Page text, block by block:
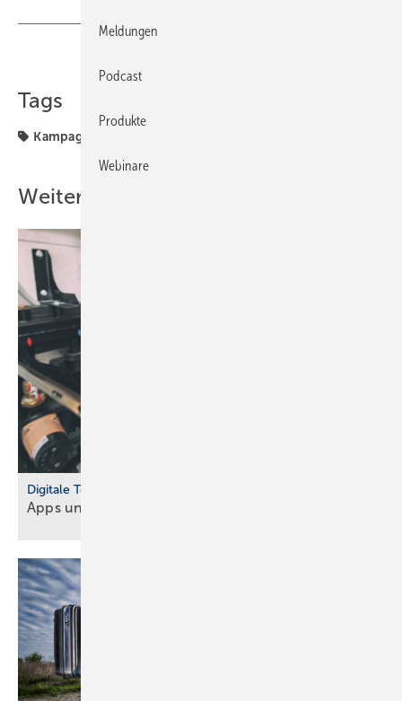
Tags
Kampagne
Weitere Inhalte
Digitale Tools
Apps und Soft­ware für Hand­werker und
Meldungen
Podcast
Produkte
Webinare